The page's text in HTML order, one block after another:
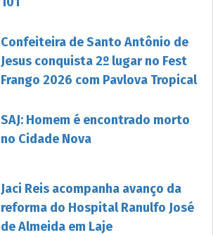
Confeiteira de Santo Antônio de
Jesus conquista 2º lugar no Fest
Frango 2026 com Pavlova Tropical
SAJ: Homem é encontrado morto
no Cidade Nova
Jaci Reis acompanha avanço da
reforma do Hospital Ranulfo José
de Almeida em Laje